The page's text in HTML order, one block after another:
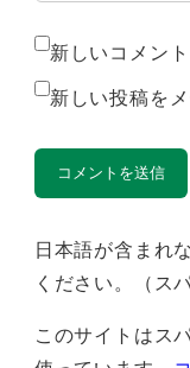
新しいコメン
新しい投稿を
日本語が含まれ
ください。（ス
このサイトはス